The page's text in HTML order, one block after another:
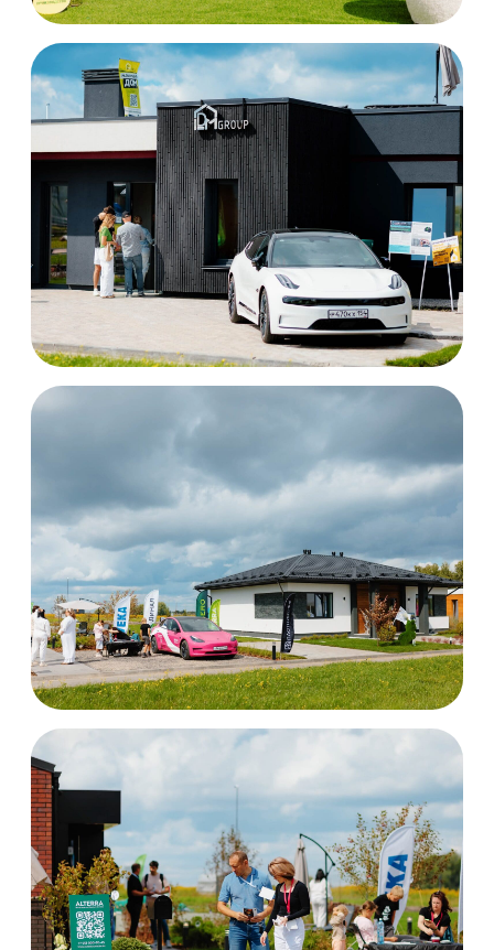
Руководитель проекта
Open Village Сибирь
Даниил
Маслобойников
Встречаемся
за городом!
Согласен справилами
пользовательского соглашения
Получить консультацию